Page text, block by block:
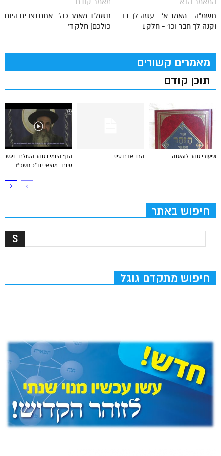
מאמר קודם
תשמ"ד מאמר כה'- אתם נצבים היום
כולכם| חלק ד'
המאמר הבא
תשמ"ה - מאמר א' - עשה לך רב
וקנה לך חבר וכו' - חלק 1
מאמרים קשורים
תוכן קודם
הדף היומי בזוהר הסולם | ויגש
סיום | מוצאי יוה”כ תשפ”ד
הרב אדם סיני שיעורי זוהר להאזנה
חיפוש באתר
חיפוש מתקדם גוגל